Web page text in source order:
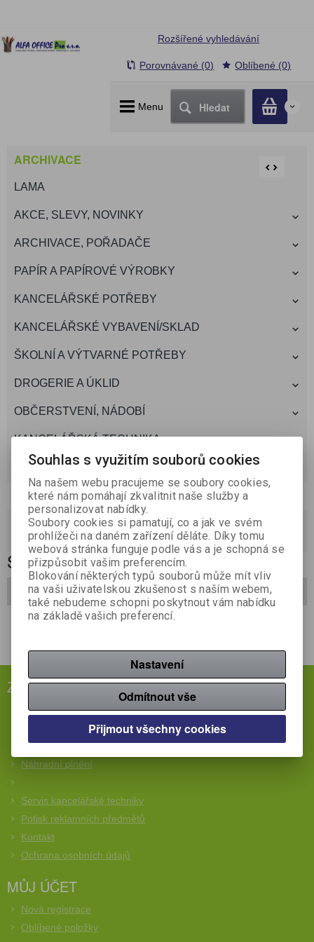
Menu Hledat 0
Rozšířené vyhledávání
Porovnávané (0) Oblíbené (0)
ARCHIVACE
LAMA
AKCE, SLEVY, NOVINKY
ARCHIVACE, POŘADAČE
PAPÍR A PAPÍROVÉ VÝROBKY
KANCELÁŘSKÉ POTŘEBY
KANCELÁŘSKÉ VYBAVENÍ/SKLAD
ŠKOLNÍ A VÝTVARNÉ POTŘEBY
DROGERIE A ÚKLID
OBČERSTVENÍ, NÁDOBÍ
KANCELÁŘSKÁ TECHNIKA
TONERY A CARTRIDGE
Akce,novinky
akce (0)
novinky (0)
SPISOVÉ DESKY S DRUKEM
Filtrovat
ZÁKAZNICKÝ SERVIS
Rychlá objednávka
Obchodní podmínky
Reklamační podmínky
Náhradní plnění
Servis kancelářské techniky
Potisk reklamních předmětů
Kontakt
Ochrana osobních údajů
MŮJ ÚČET
Nová registrace
Oblíbené položky
Souhlas s využitím souborů cookies
Na našem webu pracujeme se soubory cookies,
které nám pomáhají zkvalitnit naše služby a
personalizovat nabídky.
Soubory cookies si pamatují, co a jak ve svém
prohlížeči na daném zařízení děláte. Díky tomu
webová stránka funguje podle vás a je schopná se
přizpůsobit vašim preferencím.
Blokování některých typů souborů může mít vliv
na vaši uživatelskou zkušenost s naším webem,
také nebudeme schopni poskytnout vám nabídku
na základě vašich preferencí.
Nastavení
Odmítnout vše
Přijmout všechny cookies